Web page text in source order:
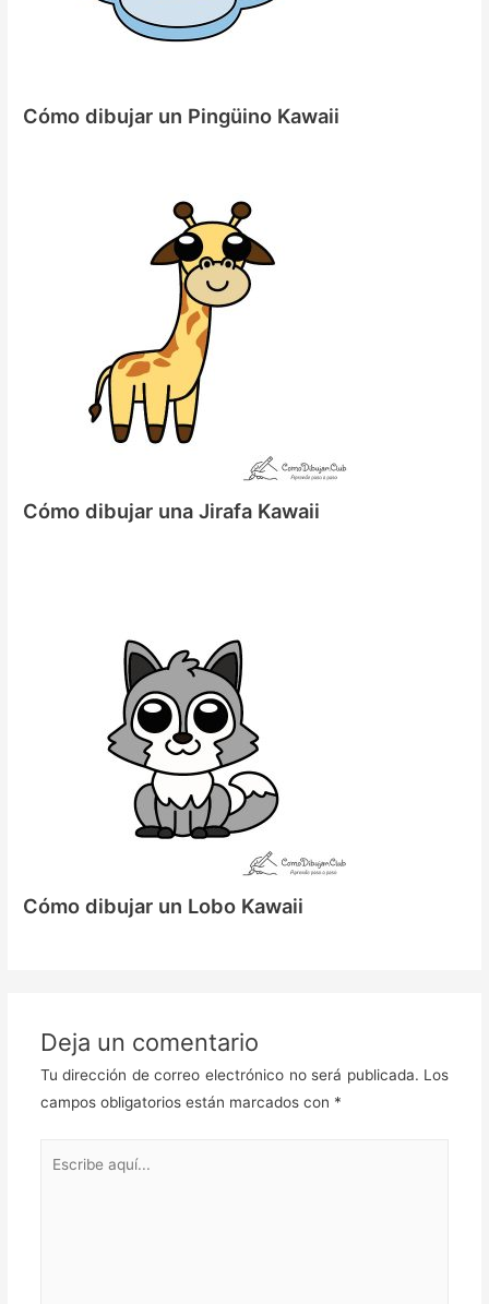
Cómo dibujar un Pingüino Kawaii
Cómo dibujar una Jirafa Kawaii
Cómo dibujar un Lobo Kawaii
Deja un comentario
Tu dirección de correo electrónico no será publicada. Los
campos obligatorios están marcados con *